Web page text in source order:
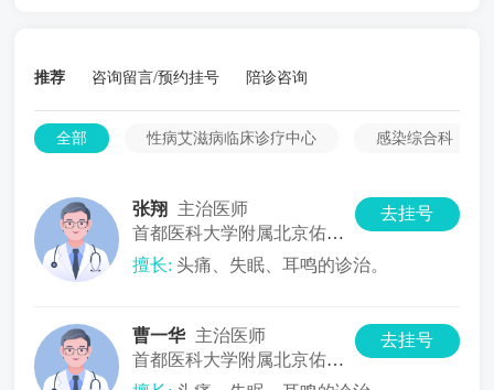
推荐 咨询留言/预约挂号 陪诊咨询
全部 性病艾滋病临床诊疗中心 感染综合科
张翔
主治医师
首都医科大学附属北京佑安医院
预防保健科
去挂号
擅长: 头痛、失眠、耳鸣的诊治。
曹一华 主治医师
首都医科大学附属北京佑安医院
预防保健科
去挂号